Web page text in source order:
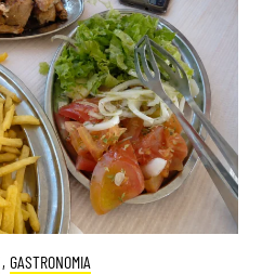
, GASTRONOMIA